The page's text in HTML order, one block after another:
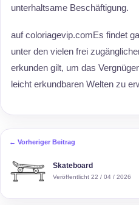
unterhaltsame Beschäftigung.
auf coloriagevip.comEs findet
unter den vielen frei
erkunden gilt, um das
leicht erkundbaren Welten zu
← Vorheriger Beitrag
Skateboard
Veröffentlicht 22 / 04 / 2026